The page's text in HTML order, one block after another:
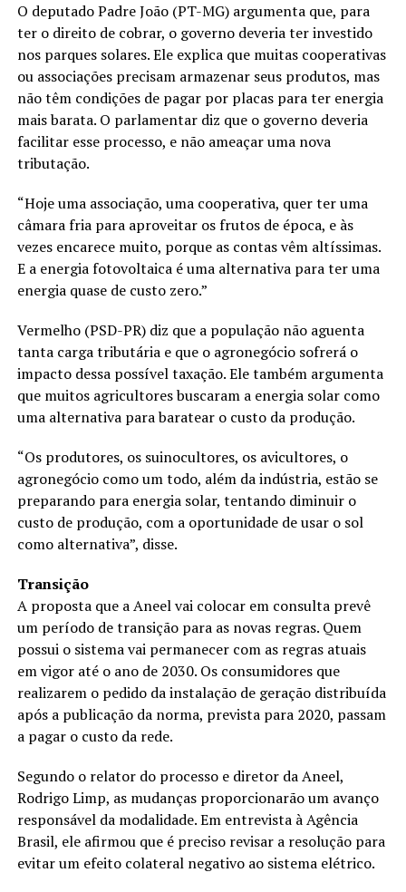
O deputado Padre João (PT-MG) argumenta que, para
ter o direito de cobrar, o governo deveria ter investido
nos parques solares. Ele explica que muitas cooperativas
ou associações precisam armazenar seus produtos, mas
não têm condições de pagar por placas para ter energia
mais barata. O parlamentar diz que o governo deveria
facilitar esse processo, e não ameaçar uma nova
tributação.
“Hoje uma associação, uma cooperativa, quer ter uma
câmara fria para aproveitar os frutos de época, e às
vezes encarece muito, porque as contas vêm altíssimas.
E a energia fotovoltaica é uma alternativa para ter uma
energia quase de custo zero.”
Vermelho (PSD-PR) diz que a população não aguenta
tanta carga tributária e que o agronegócio sofrerá o
impacto dessa possível taxação. Ele também argumenta
que muitos agricultores buscaram a energia solar como
uma alternativa para baratear o custo da produção.
“Os produtores, os suinocultores, os avicultores, o
agronegócio como um todo, além da indústria, estão se
preparando para energia solar, tentando diminuir o
custo de produção, com a oportunidade de usar o sol
como alternativa”, disse.
Transição
A proposta que a Aneel vai colocar em consulta prevê
um período de transição para as novas regras. Quem
possui o sistema vai permanecer com as regras atuais
em vigor até o ano de 2030. Os consumidores que
realizarem o pedido da instalação de geração distribuída
após a publicação da norma, prevista para 2020, passam
a pagar o custo da rede.
Segundo o relator do processo e diretor da Aneel,
Rodrigo Limp, as mudanças proporcionarão um avanço
responsável da modalidade. Em entrevista à Agência
Brasil, ele afirmou que é preciso revisar a resolução para
evitar um efeito colateral negativo ao sistema elétrico.